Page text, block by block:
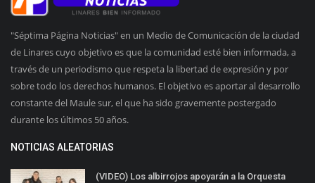
"Séptima Página Noticias" en un Medio de Comunicación de la ciudad
de Linares cuyo objetivo es que la comunidad esté bien informada, a
través de un periodismo que respeta la libertad de expresión y por
sobre todo los derechos humanos. El objetivo es aportar al desarrollo
constante del Maule sur, el que ha sido gravemente postergado
durante los últimos 50 años.
NOTICIAS ALEATORIAS
(VIDEO) Los albirrojos apoyarán a la Orquesta